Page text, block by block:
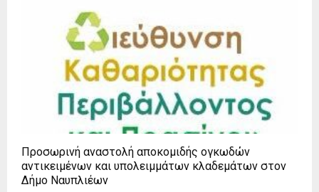
Προσωρινή αναστολή αποκομιδής ογκωδών
αντικειμένων και υπολειμμάτων κλαδεμάτων στον
Δήμο Ναυπλιέων